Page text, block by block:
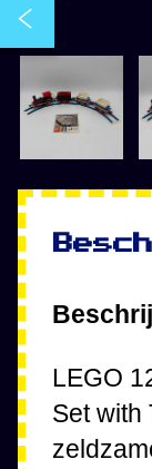
LEGO
Set with